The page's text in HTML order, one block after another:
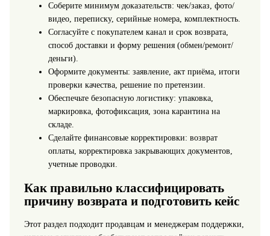
Соберите минимум доказательств: чек/заказ, фото/
видео, переписку, серийные номера, комплектность.
Согласуйте с покупателем канал и срок возврата,
способ доставки и форму решения (обмен/ремонт/
деньги).
Оформите документы: заявление, акт приёма, итоги
проверки качества, решение по претензии.
Обеспечьте безопасную логистику: упаковка,
маркировка, фотофиксация, зона карантина на
складе.
Сделайте финансовые корректировки: возврат
оплаты, корректировка закрывающих документов,
учетные проводки.
Как правильно классифицировать
причину возврата и подготовить кейс
Этот раздел подходит продавцам и менеджерам поддержки,